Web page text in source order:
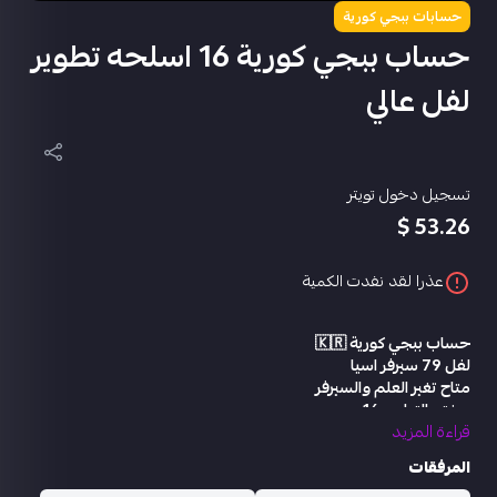
حسابات ببجي كورية
حساب ببجي كورية 16 اسلحه تطوير
لفل عالي
تسجيل دخول تويتر
53.26 $
عذرا لقد نفدت الكمية
حساب ببجي كورية 🇰🇷
لفل 79 سيرفر اسيا
متاح تغير العلم والسيرفر
مختبر التطوير 16
امفور لفل 2
اي كي ام الثلجي لفل 2
ميني 14 لفل 2
قراءة المزيد
المرفقات